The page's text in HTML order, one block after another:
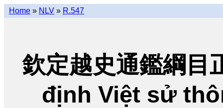
Home » NLV » R.547
欽定越史通鑑綱目
định Việt sử